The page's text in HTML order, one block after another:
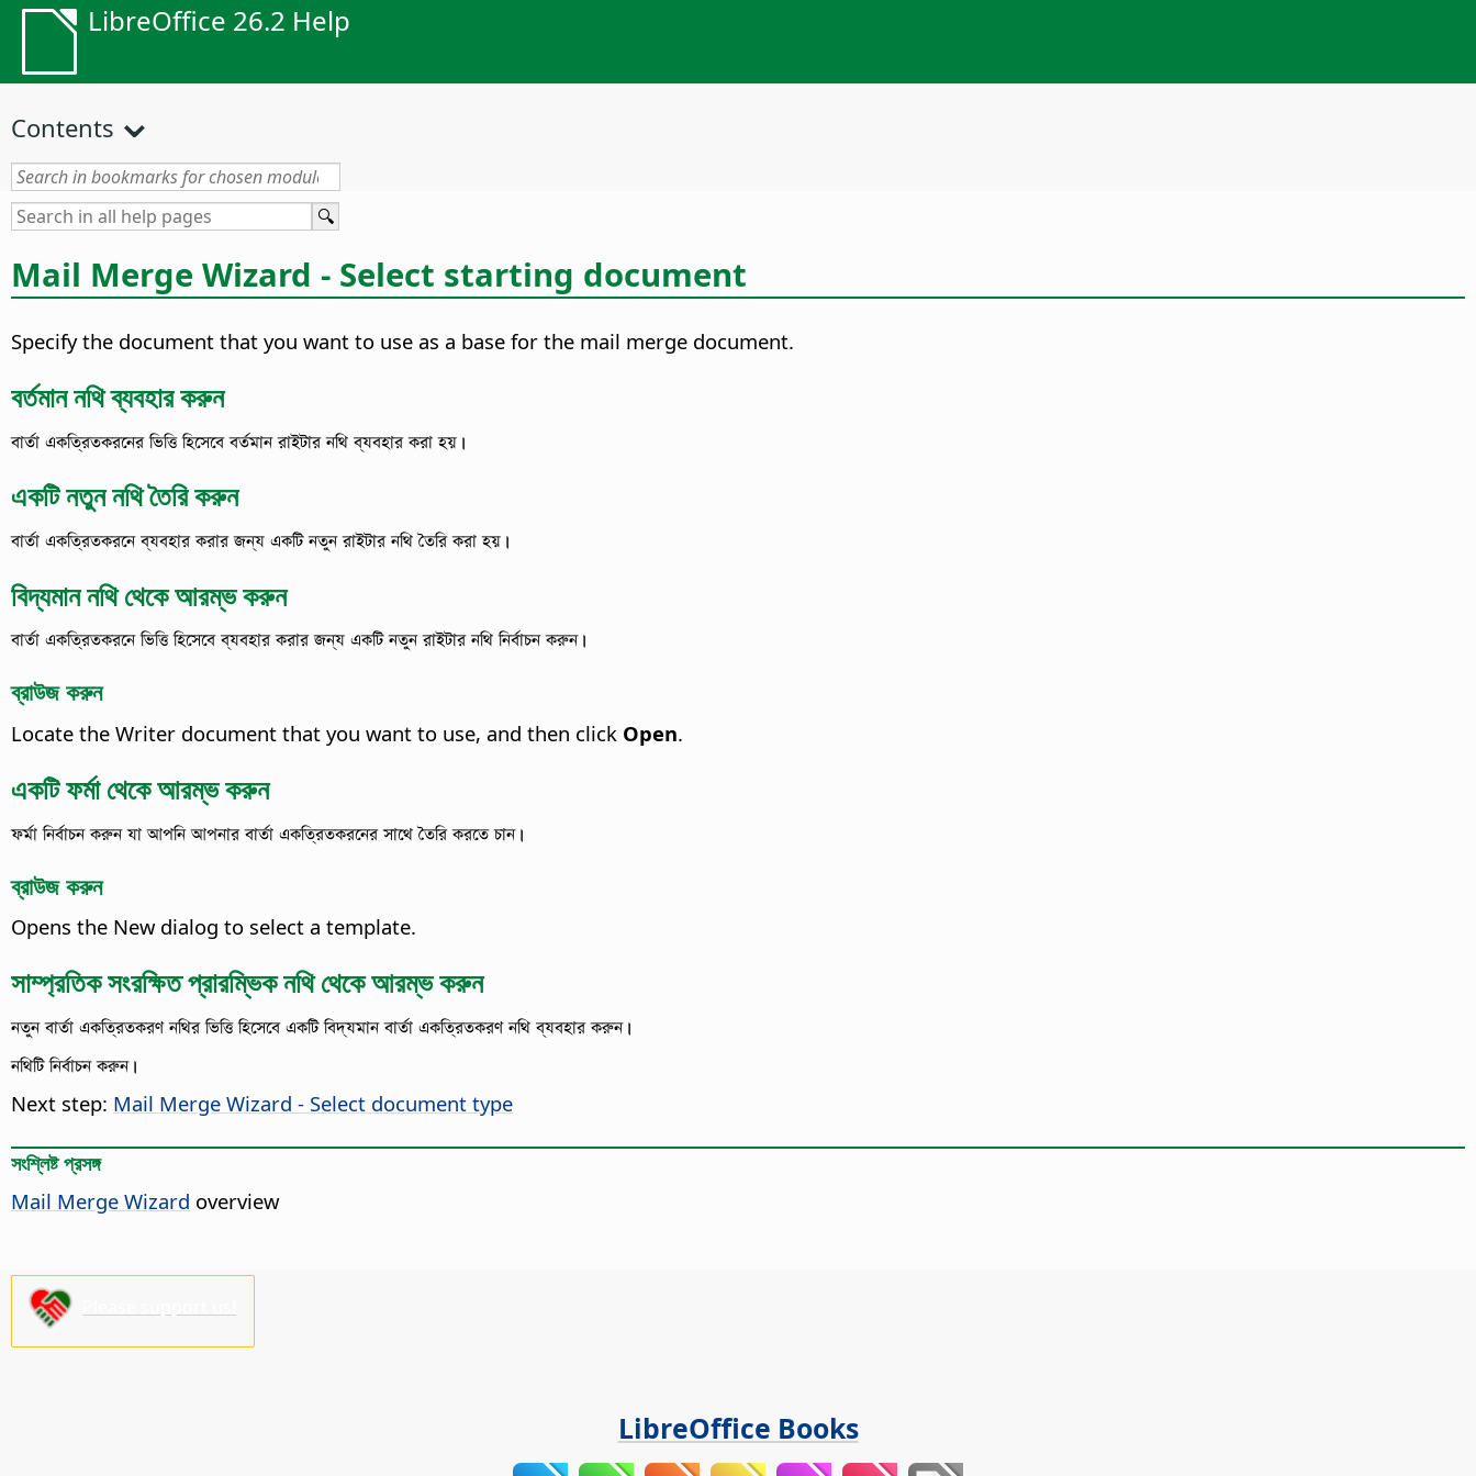
LibreOffice 26.2 Help
Contents
Mail Merge Wizard - Select starting document
Specify the document that you want to use as a base for the mail merge document.
বর্তমান নথি ব্যবহার করুন
বার্তা একত্রিতকরনের ভিত্তি হিসেবে বর্তমান রাইটার নথি ব্যবহার করা হয়।
একটি নতুন নথি তৈরি করুন
বার্তা একত্রিতকরনে ব্যবহার করার জন্য একটি নতুন রাইটার নথি তৈরি করা হয়।
বিদ্যমান নথি থেকে আরম্ভ করুন
বার্তা একত্রিতকরনে ভিত্তি হিসেবে ব্যবহার করার জন্য একটি নতুন রাইটার নথি নির্বাচন করুন।
ব্রাউজ করুন
Locate the Writer document that you want to use, and then click Open.
একটি ফর্মা থেকে আরম্ভ করুন
ফর্মা নির্বাচন করুন যা আপনি আপনার বার্তা একত্রিতকরনের সাথে তৈরি করতে চান।
ব্রাউজ করুন
Opens the New dialog to select a template.
সাম্প্রতিক সংরক্ষিত প্রারম্ভিক নথি থেকে আরম্ভ করুন
নতুন বার্তা একত্রিতকরণ নথির ভিত্তি হিসেবে একটি বিদ্যমান বার্তা একত্রিতকরণ নথি ব্যবহার করুন।
নথিটি নির্বাচন করুন।
Next step: Mail Merge Wizard - Select document type
সংশ্লিষ্ট প্রসঙ্গ
Mail Merge Wizard overview
LibreOffice Books